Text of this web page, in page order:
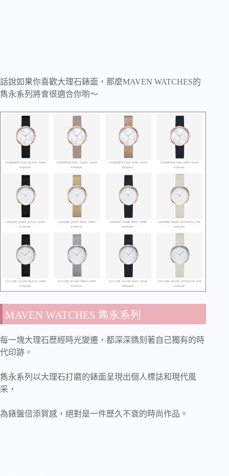
話說如果你喜歡大理石錶面，那麼MAVEN WATCHES的
雋永系列將會很適合你喲～
MAVEN WATCHES 雋永系列
每一塊大理石歷經時光變遷，都深深鐫刻著自己獨有的時
代印跡。
雋永系列以大理石打磨的錶面呈現出個人標誌和現代風
采，
為錶盤倍添質感，絕對是一件歷久不衰的時尚作品。